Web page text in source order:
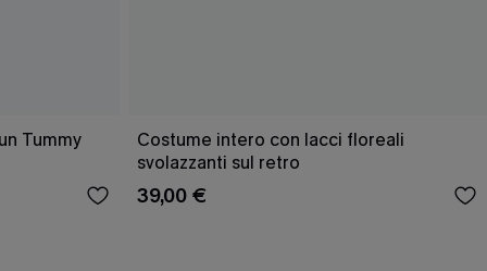
Tummy
Costume intero con lacci floreali
svolazzanti sul retro
39,00 €